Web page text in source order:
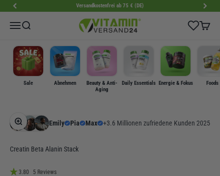
Zum Inhalt springen Versandkostenfrei ab 75 € (DE)
MenüSuche VitaminVersand24 Wishlist
Sale Abnehmen
Beauty & Anti-
Aging
Daily Essentials Energie & Fokus Foods
Bild vergrößern
Emily Pia Max +3.6 Millionen zufriedene Kunden 2025
Creatin Beta Alanin Stack
3.80 5 Reviews